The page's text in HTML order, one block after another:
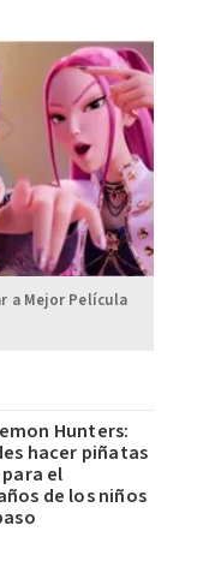
a Mejor Película
Hunters:
hacer piñatas
el
de los niños